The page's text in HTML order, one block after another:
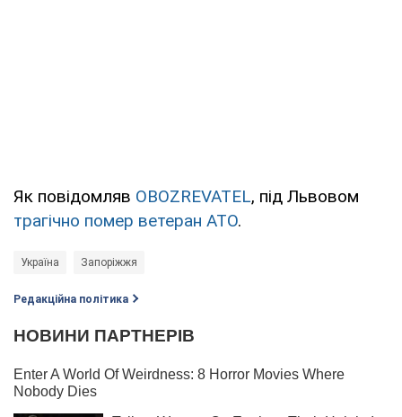
Як повідомляв OBOZREVATEL, під Львовом
трагічно помер ветеран АТО.
Україна Запоріжжя
Редакційна політика